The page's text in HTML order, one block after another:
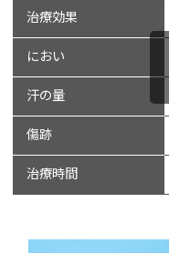
治療効果
におい
汗の量
傷跡
治療時間